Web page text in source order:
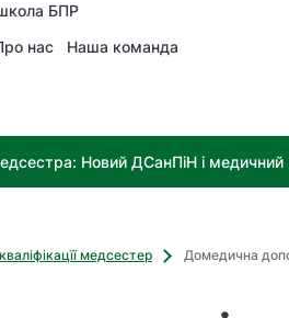
БПР
нас Наша команда
Новий ДСанПіН і медичний
медсестер
Домедична